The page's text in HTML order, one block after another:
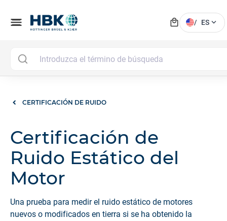
menu local_mall / ES expand_more
CERTIFICACIÓN DE RUIDO
Certificación de
Ruido Estático del
Motor
Una prueba para medir el ruido estático de motores
nuevos o modificados en tierra si se ha obtenido la